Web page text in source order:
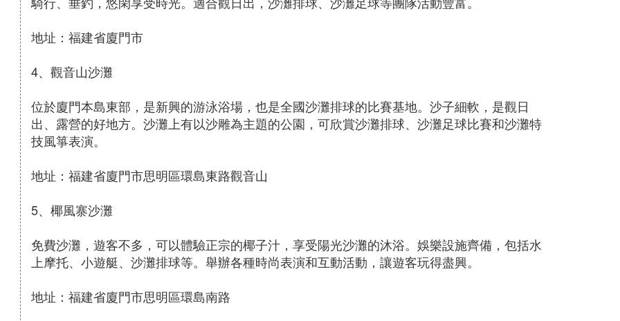
地址：福建省廈門市
4、觀音山沙灘
位於廈門本島東部，是新興的游泳浴場，也是全國沙灘排球的比賽基地。沙子細軟，是觀日
出、露營的好地方。沙灘上有以沙雕為主題的公園，可欣賞沙灘排球、沙灘足球比賽和沙灘特
技風箏表演。
地址：福建省廈門市思明區環島東路觀音山
5、椰風寨沙灘
免費沙灘，遊客不多，可以體驗正宗的椰子汁，享受陽光沙灘的沐浴。娛樂設施齊備，包括水
上摩托、小遊艇、沙灘排球等。舉辦各種時尚表演和互動活動，讓遊客玩得盡興。
地址：福建省廈門市思明區環島南路